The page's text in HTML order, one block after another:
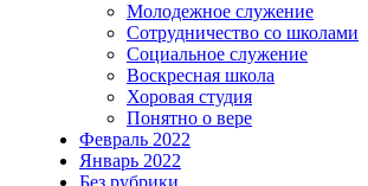
Молодежное служение
Сотрудничество со школами
Социальное служение
Воскресная школа
Хоровая студия
Понятно о вере
Февраль 2022
Январь 2022
Без рубрики